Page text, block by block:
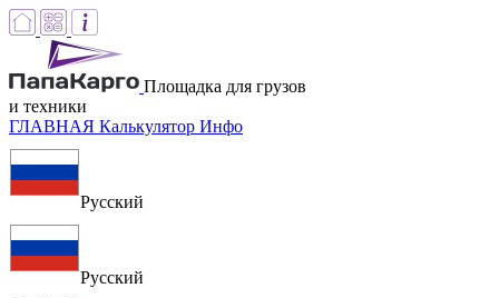
Площадка для грузов
и техники
ГЛАВНАЯ Калькулятор Инфо
Русский
Русский